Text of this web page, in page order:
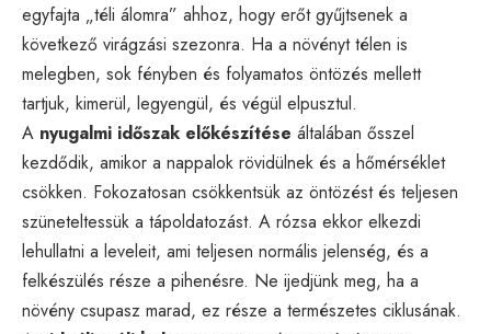
egyfajta „téli álomra” ahhoz, hogy erőt gyűjtsenek a
következő virágzási szezonra. Ha a növényt télen is
melegben, sok fényben és folyamatos öntözés mellett
tartjuk, kimerül, legyengül, és végül elpusztul.
A nyugalmi időszak előkészítése általában ősszel
kezdődik, amikor a nappalok rövidülnek és a hőmérséklet
csökken. Fokozatosan csökkentsük az öntözést és teljesen
szüneteltessük a tápoldatozást. A rózsa ekkor elkezdi
lehullatni a leveleit, ami teljesen normális jelenség, és a
felkészülés része a pihenésre. Ne ijedjünk meg, ha a
növény csupasz marad, ez része a természetes ciklusának.